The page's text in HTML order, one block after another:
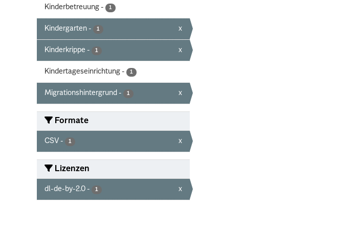
Kinderbetreuung - 1
Kindergarten - 1 x
Kinderkrippe - 1 x
Kindertageseinrichtung - 1
Migrationshintergrund - 1 x
Formate
CSV - 1 x
Lizenzen
dl-de-by-2.0 - 1 x